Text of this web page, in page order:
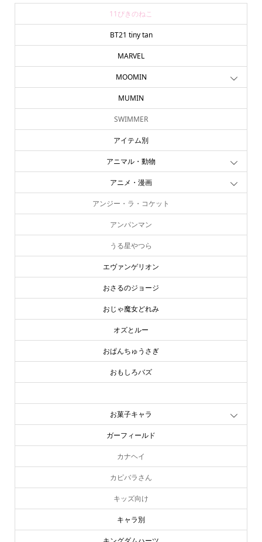
11ぴきのねこ
BT21 tiny tan
MARVEL
MOOMIN
MUMIN
SWIMMER
アイテム別
アニマル・動物
アニメ・漫画
アンジー・ラ・コケット
アンパンマン
うる星やつら
エヴァンゲリオン
おさるのジョージ
おじゃ魔女どれみ
オズとルー
おぱんちゅうさぎ
おもしろバズ
お菓子キャラ
ガーフィールド
カナヘイ
カピバラさん
キッズ向け
キャラ別